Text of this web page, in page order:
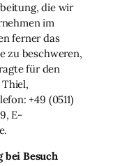
die wir
im
ferner das
zu beschweren,
für den
+49 (0511)
E-
bei Besuch